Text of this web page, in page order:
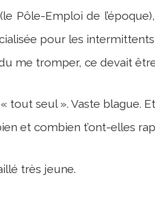
(le Pôle-Emploi de
pour les
me tromper, ce devait
tout seul ». Vaste blague.
et combien t’ont-elles
très jeune.